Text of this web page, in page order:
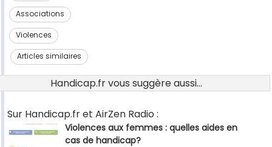
Associations
Violences
Articles similaires
Handicap.fr vous suggère aussi...
Sur Handicap.fr et AirZen Radio :
Violences aux femmes : quelles aides en
cas de handicap?